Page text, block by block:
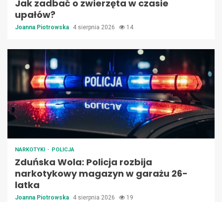
Jak zadbać o zwierzęta w czasie
upałów?
Joanna Piotrowska 4 sierpnia 2026 14
NARKOTYKI POLICJA
Zduńska Wola: Policja rozbija
narkotykowy magazyn w garażu 26-
latka
Joanna Piotrowska 4 sierpnia 2026 19